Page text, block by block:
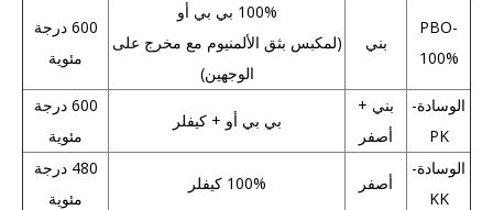
PBO-
100%
بني
100% بي بي أو
(لمكبس بثق الألمنيوم مع مخرج على
الوجهين)
600 درجة
مئوية
الوسادة-
PK
بني +
أصفر
بي بي أو + كيفلر
600 درجة
مئوية
الوسادة-
KK
أصفر 100% كيفلر
480 درجة
مئوية